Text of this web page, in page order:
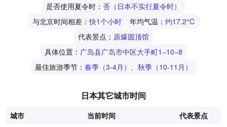
是否使用夏令时： 否（日本不实行夏令时）
与北京时间相差：快1个小时 年均气温： 约17.2°C
代表景点： 原爆圆顶馆
具体位置： 广岛县广岛市中区大手町1−10−8
最佳旅游季节： 春季（3-4月）、秋季（10-11月）
日本其它城市时间
城市 当前时间
代表景点